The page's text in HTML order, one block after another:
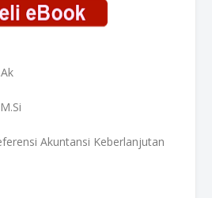
Akuntansi Keberlanjutan